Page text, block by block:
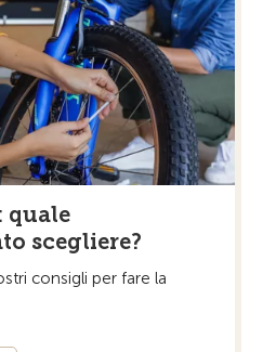
quale
scegliere?
consigli per fare la